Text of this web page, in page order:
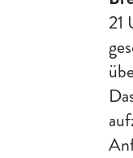
21